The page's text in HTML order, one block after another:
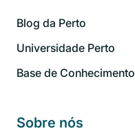
Blog da Perto
Universidade Perto
Base de Conhecimento
Sobre nós